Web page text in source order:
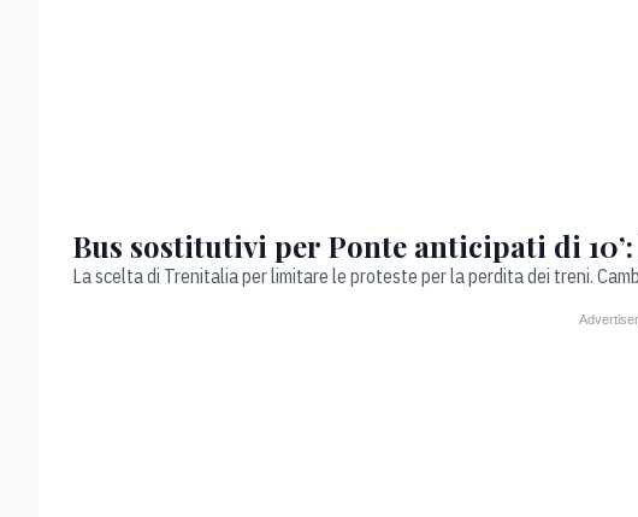
Bus sostitutivi per Ponte anticipati di
La scelta di Trenitalia per limitare le proteste per la perdita dei treni.